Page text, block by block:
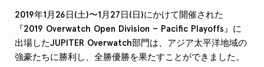
2019年1月26日(土)〜1月27日(日)にかけて開催された
『2019 Overwatch Open Division – Pacific Playoffs』に
出場したJUPITER Overwatch部門は、アジア太平洋地域の
強豪たちに勝利し、全勝優勝を果たすことができました。